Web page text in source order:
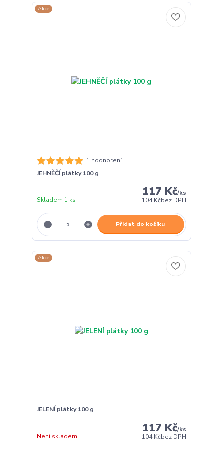
Akce
1 hodnocení
JEHNĚČÍ plátky 100 g
117 Kč/ks
104 Kčbez DPH
Skladem 1 ks
Přidat do košíku
Akce
JELENÍ plátky 100 g
117 Kč/ks
104 Kčbez DPH
Není skladem